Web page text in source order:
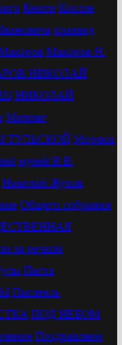
Книги Козлов
краевед
Макаров Н.
НИКОЛАЙ
НИКОЛАЙ
Митинг
ТУЛЬСКОЙ Моряки
музей В.В.
Николай Жуков
Общего собрания
за речкой
Пасха
Писатель
ПОД НЕБОМ
Поздравляем